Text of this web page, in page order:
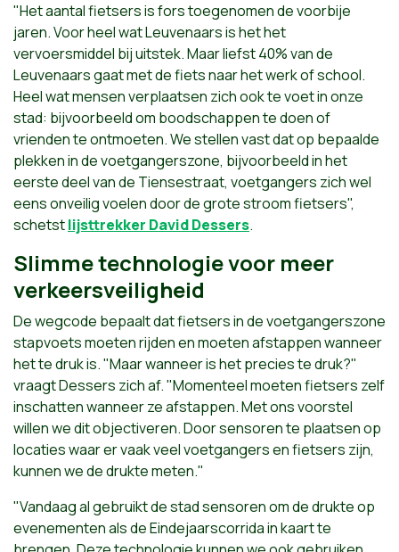
"Het aantal fietsers is fors toegenomen de voorbije
jaren. Voor heel wat Leuvenaars is het het
vervoersmiddel bij uitstek. Maar liefst 40% van de
Leuvenaars gaat met de fiets naar het werk of school.
Heel wat mensen verplaatsen zich ook te voet in onze
stad: bijvoorbeeld om boodschappen te doen of
vrienden te ontmoeten. We stellen vast dat op bepaalde
plekken in de voetgangerszone, bijvoorbeeld in het
eerste deel van de Tiensestraat, voetgangers zich wel
eens onveilig voelen door de grote stroom fietsers",
schetstlijsttrekker David Dessers.
Slimme technologie voor meer
verkeersveiligheid
De wegcode bepaalt dat fietsers in de voetgangerszone
stapvoets moeten rijden en moeten afstappen wanneer
het te druk is. "Maar wanneer is het precies te druk?"
vraagt Dessers zich af. "Momenteel moeten fietsers zelf
inschatten wanneer ze afstappen. Met ons voorstel
willen we dit objectiveren. Door sensoren te plaatsen op
locaties waar er vaak veel voetgangers en fietsers zijn,
kunnen we de drukte meten."
"Vandaag al gebruikt de stad sensoren om de drukte op
evenementen als de Eindejaarscorrida in kaart te